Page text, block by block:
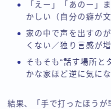
「えー」「あのー」
かしい（自分の癖が
家の中で声を出すの
くない／独り言感が増
そもそも“話す場所と
かな家ほど逆に気にな
結果、「手で打ったほうが